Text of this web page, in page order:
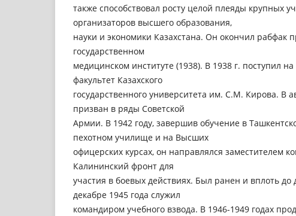
также способствовал росту целой плеяды крупных
организаторов высшего образования,
науки и экономики Казахстана. Он окончил рабфак
государственном
медицинском институте (1938). В 1938 г. поступил
факультет Казахского
государственного университета им. С.М. Кирова. В
призван в ряды Советской
Армии. В 1942 году, завершив обучение в
пехотном училище и на Высших
офицерских курсах, он направлялся заместителем
Калининский фронт для
участия в боевых действиях. Был ранен и вплоть
декабре 1945 года служил
командиром учебного взвода. В 1946-1949 годах